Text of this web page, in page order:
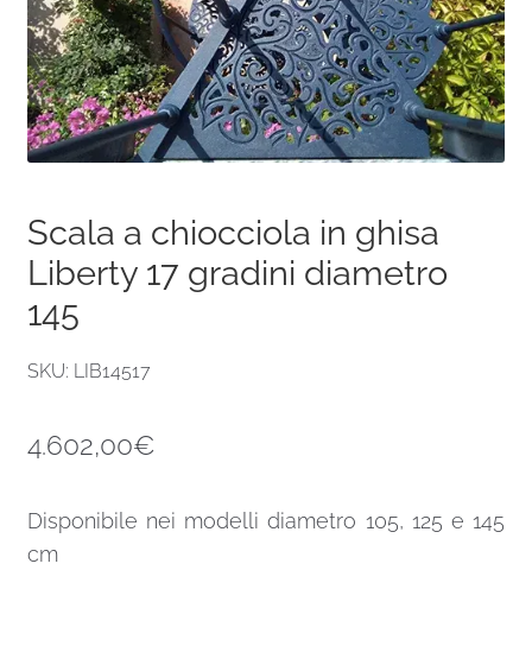
Scala a chiocciola in ghisa
Liberty 17 gradini diametro
145
SKU: LIB14517
4.602,00€
Disponibile nei modelli diametro 105, 125 e 145
cm